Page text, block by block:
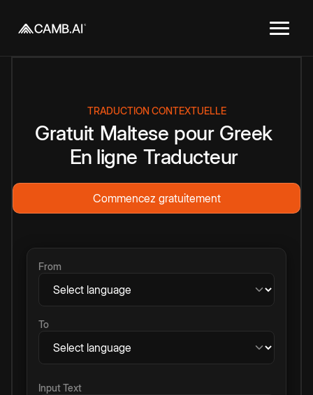
TRADUCTION CONTEXTUELLE
Gratuit Maltese pour Greek
En ligne Traducteur
Commencez gratuitement
From
To
Input Text